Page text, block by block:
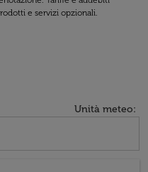
e servizi opzionali.
Unità meteo: